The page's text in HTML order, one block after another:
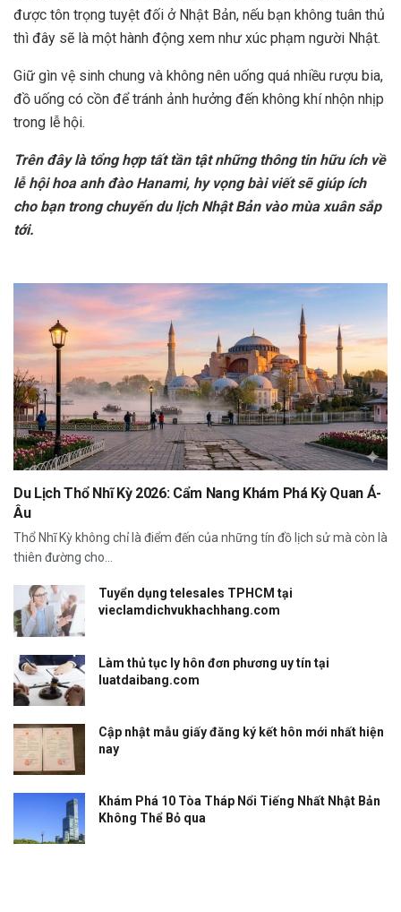
được tôn trọng tuyệt đối ở Nhật Bản, nếu bạn không tuân thủ
thì đây sẽ là một hành động xem như xúc phạm người Nhật.
Giữ gìn vệ sinh chung và không nên uống quá nhiều rượu bia,
đồ uống có cồn để tránh ảnh hưởng đến không khí nhộn nhịp
trong lễ hội.
Trên đây là tổng hợp tất tần tật những thông tin hữu ích về
lễ hội hoa anh đào Hanami, hy vọng bài viết sẽ giúp ích
cho bạn trong chuyến du lịch Nhật Bản vào mùa xuân sắp
tới.
Du Lịch Thổ Nhĩ Kỳ 2026: Cẩm Nang Khám Phá Kỳ Quan Á-
Âu
Thổ Nhĩ Kỳ không chỉ là điểm đến của những tín đồ lịch sử mà còn là
thiên đường cho...
Tuyển dụng telesales TPHCM tại
vieclamdichvukhachhang.com
Làm thủ tục ly hôn đơn phương uy tín tại
luatdaibang.com
Cập nhật mẫu giấy đăng ký kết hôn mới nhất hiện
nay
Khám Phá 10 Tòa Tháp Nổi Tiếng Nhất Nhật Bản
Không Thể Bỏ qua